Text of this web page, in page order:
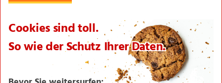
Karriere
Verantwortung/CSR
NORMA News